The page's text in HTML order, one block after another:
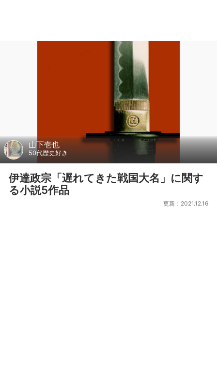
山下壱也
50代歴史好き
伊達政宗「遅れてきた戦国大名」に関す
る小説5作品
更新：2021.12.16